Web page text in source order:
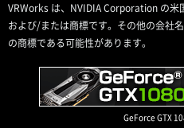
VRWorks は、NVIDIA Corporation の米
および/または商標です。その他の会社
の商標である可能性があります。
GeForce GTX